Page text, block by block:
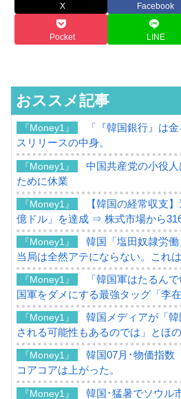
X Facebook
Pocket LINE
おススメ記事
『Money1』
「『韓国銀行』は
スリリースの中身。
『Money1』
中国共産党の小役
ために休業
『Money1』
【韓国の経常収支
億ドル」を達成 ⇒ 株式市場から
『Money1』
韓国「塩田奴隷労
当局は全然アテにならない。これ
『Money1』
「韓国軍はたるん
国軍をダメにする最強タッグ「李在
『Money1』
韓国メディアが「
される可能性もあるのでは」とほの
『Money1』
韓国07月･物価指数
コアコアは上がった。
『Money1』
韓国･猛暑でソウル